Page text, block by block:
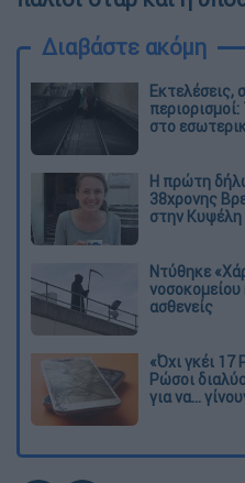
Διαβάστε ακόμη
Εκτελέσεις,
στο
Η πρώτη
38χρονης
στην Κυψέλη
Ντύθηκε
νοσοκομείου
ασθενείς
«Όχι γκέι 17
Ρώσοι
για να...